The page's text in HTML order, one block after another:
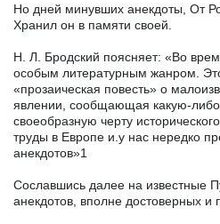
Но дней минувших анекдоты, От
Хранил он в памяти своей.
Н. Л. Бродский поясняет: «Во
особым литературным жанром.
«прозаическая повесть» о
явлении, сообщающая какую-либо
своеобразную черту
труды в Европе и.у нас нередко
анекдотов»1
Сославшись далее на известные
анекдотов, вполне достоверных и